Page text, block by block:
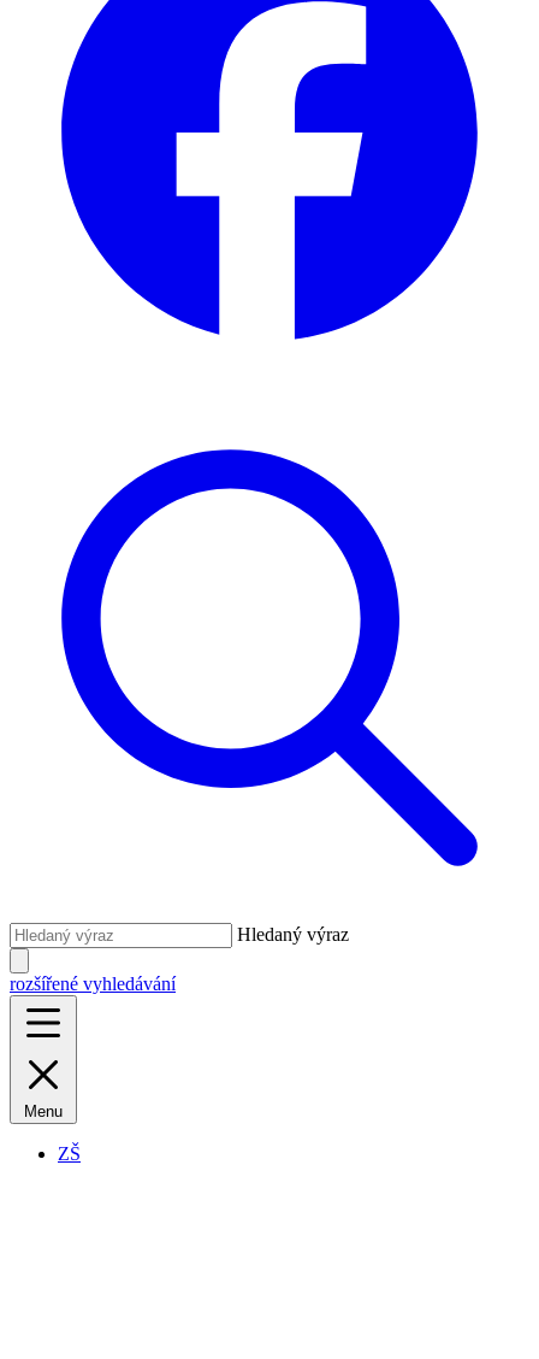
Hledaný výraz
rozšířené vyhledávání
Menu
ZŠ